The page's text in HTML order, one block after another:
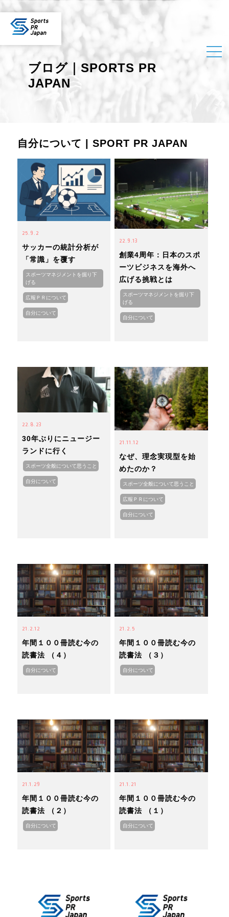
ブログ｜SPORTS PR
JAPAN
自分について | SPORT PR JAPAN
25.9.2
サッカーの統計分析が
「常識」を覆す
スポーツマネジメントを掘り下
げる
広報ＰＲについて
自分について
22.9.13
創業4周年：日本のスポ
ーツビジネスを海外へ
広げる挑戦とは
スポーツマネジメントを掘り下
げる
自分について
22.8.23
30年ぶりにニュージー
ランドに行く
スポーツ全般について思うこと
自分について
21.11.12
なぜ、理念実現型を始
めたのか？
スポーツ全般について思うこと
広報ＰＲについて
自分について
21.2.12
年間１００冊読む今の
読書法 （４）
自分について
21.2.5
年間１００冊読む今の
読書法 （３）
自分について
21.1.29
年間１００冊読む今の
読書法 （２）
自分について
21.1.21
年間１００冊読む今の
読書法 （１）
自分について